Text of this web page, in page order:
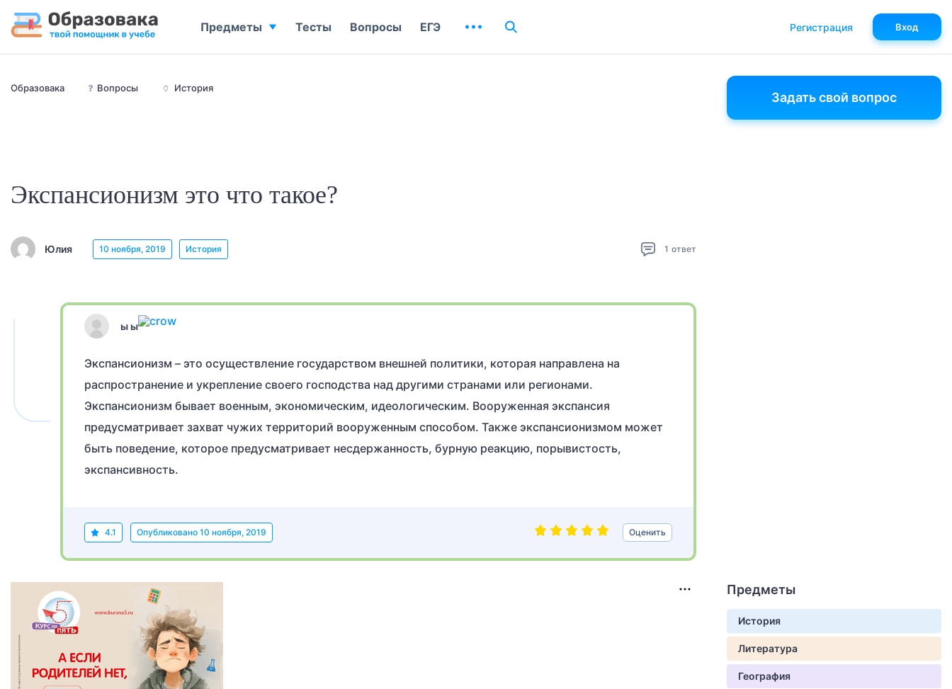
Образовака ❓ Вопросы 🏺 История
Экспансионизм это что такое?
Юлия 10 ноября, 2019 История 1 ответ
ы ы
Экспансионизм – это осуществление государством внешней политики, которая направлена на
распространение и укрепление своего господства над другими странами или регионами.
Экспансионизм бывает военным, экономическим, идеологическим. Вооруженная экспансия
предусматривает захват чужих территорий вооруженным способом. Также экспансионизмом может
быть поведение, которое предусматривает несдержанность, бурную реакцию, порывистость,
экспансивность.
4.1 Опубликовано 10 ноября, 2019 Оценить
Задать свой вопрос
Предметы
История
Литература
География
Предметы Тесты Вопросы ЕГЭ Регистрация Вход